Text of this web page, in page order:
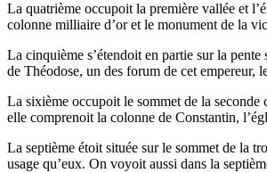
La quatrième occupoit la première vallée et
colonne milliaire d’or et le monument de la
La cinquième s’étendoit en partie sur la
de Théodose, un des forum de cet empereur,
La sixième occupoit le sommet de la
elle comprenoit la colonne de Constantin,
La septième étoit située sur le sommet de la
usage qu’eux. On voyoit aussi dans la